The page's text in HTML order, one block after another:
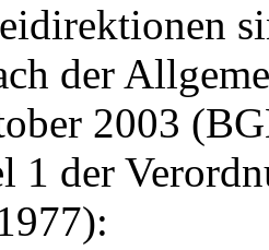
der
2003
1 der